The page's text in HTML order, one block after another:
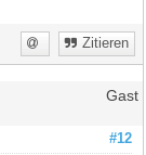
Zitieren
Gast
#12